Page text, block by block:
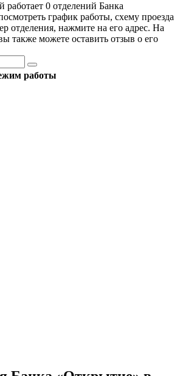
0 отделений Банка
график работы, схему проезда
отделения, нажмите на его адрес. На
также можете оставить отзыв о его
работы